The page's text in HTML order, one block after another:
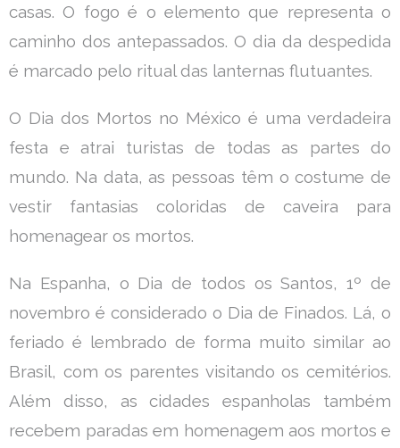
casas. O fogo é o elemento que representa o
caminho dos antepassados. O dia da despedida
é marcado pelo ritual das lanternas flutuantes.
O Dia dos Mortos no México é uma verdadeira
festa e atrai turistas de todas as partes do
mundo. Na data, as pessoas têm o costume de
vestir fantasias coloridas de caveira para
homenagear os mortos.
Na Espanha, o Dia de todos os Santos, 1º de
novembro é considerado o Dia de Finados. Lá, o
feriado é lembrado de forma muito similar ao
Brasil, com os parentes visitando os cemitérios.
Além disso, as cidades espanholas também
recebem paradas em homenagem aos mortos e